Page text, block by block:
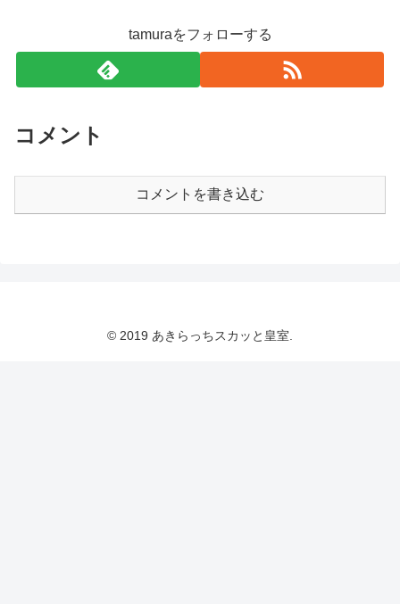
tamuraをフォローする
コメント
コメントを書き込む
© 2019 あきらっちスカッと皇室.